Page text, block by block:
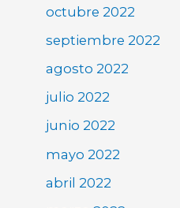
octubre 2022
septiembre 2022
agosto 2022
julio 2022
junio 2022
mayo 2022
abril 2022